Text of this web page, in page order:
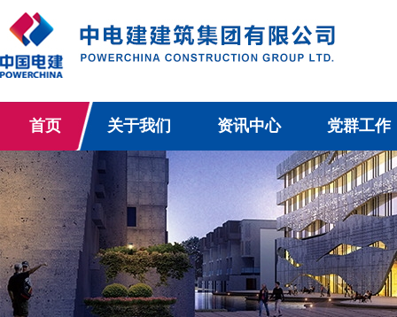
首页 关于我们 资讯中心 党群工作